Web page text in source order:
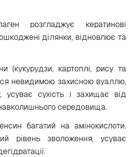
розгладжує кератинові
ділянки, відновлює та
(кукурудзи, картоплі, рису та
невидимою захисною вуаллю,
усуває сухість і захищає від
середовища.
багатий на амінокислоти.
рівень зволоження, усуває